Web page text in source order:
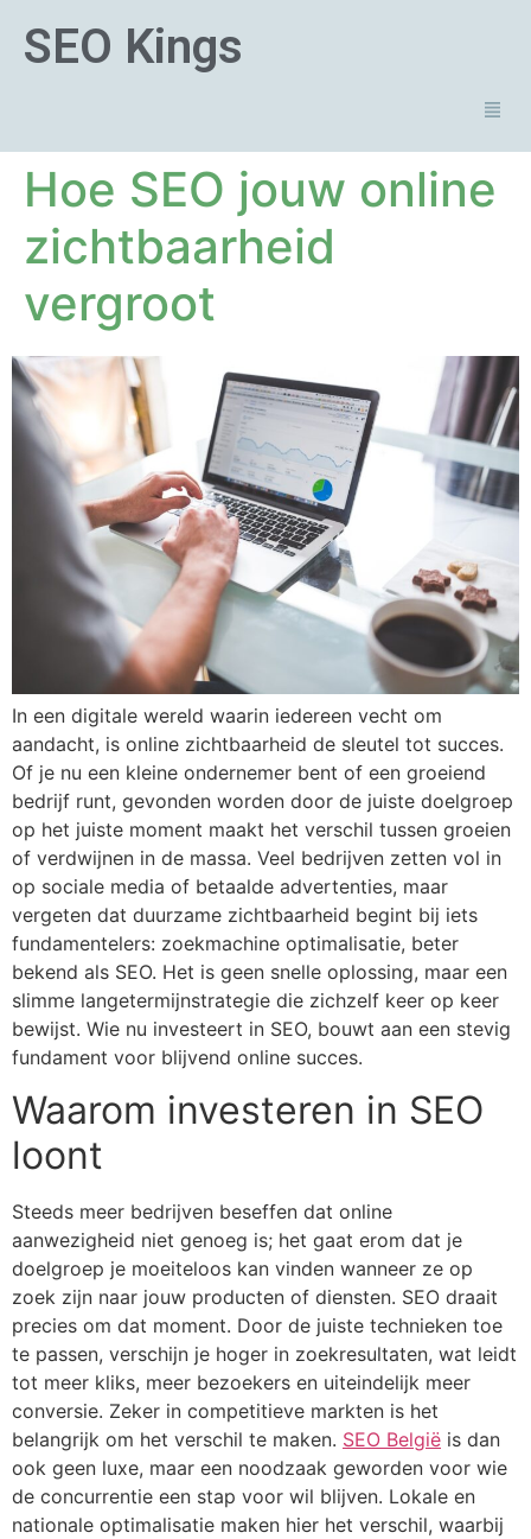
SEO Kings
Hoe SEO jouw online
zichtbaarheid
vergroot
In een digitale wereld waarin iedereen vecht om
aandacht, is online zichtbaarheid de sleutel tot succes.
Of je nu een kleine ondernemer bent of een groeiend
bedrijf runt, gevonden worden door de juiste doelgroep
op het juiste moment maakt het verschil tussen groeien
of verdwijnen in de massa. Veel bedrijven zetten vol in
op sociale media of betaalde advertenties, maar
vergeten dat duurzame zichtbaarheid begint bij iets
fundamentelers: zoekmachine optimalisatie, beter
bekend als SEO. Het is geen snelle oplossing, maar een
slimme langetermijnstrategie die zichzelf keer op keer
bewijst. Wie nu investeert in SEO, bouwt aan een stevig
fundament voor blijvend online succes.
Waarom investeren in SEO
loont
Steeds meer bedrijven beseffen dat online
aanwezigheid niet genoeg is; het gaat erom dat je
doelgroep je moeiteloos kan vinden wanneer ze op
zoek zijn naar jouw producten of diensten. SEO draait
precies om dat moment. Door de juiste technieken toe
te passen, verschijn je hoger in zoekresultaten, wat leidt
tot meer kliks, meer bezoekers en uiteindelijk meer
conversie. Zeker in competitieve markten is het
belangrijk om het verschil te maken. SEO België is dan
ook geen luxe, maar een noodzaak geworden voor wie
de concurrentie een stap voor wil blijven. Lokale en
nationale optimalisatie maken hier het verschil, waarbij